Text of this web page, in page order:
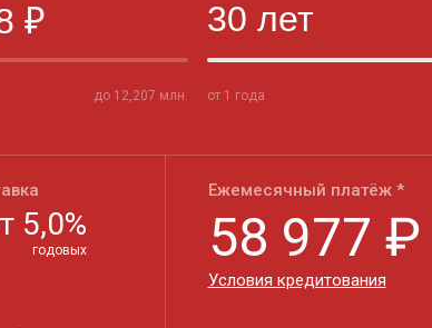
до 12,207 млн. от 1 года
5,0%
годовых
Ежемесячный платёж *
58 977 ₽
Условия кредитования